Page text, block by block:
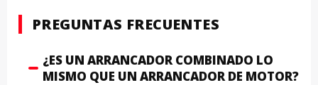
PREGUNTAS FRECUENTES
¿ES UN ARRANCADOR COMBINADO LO
MISMO QUE UN ARRANCADOR DE MOTOR?